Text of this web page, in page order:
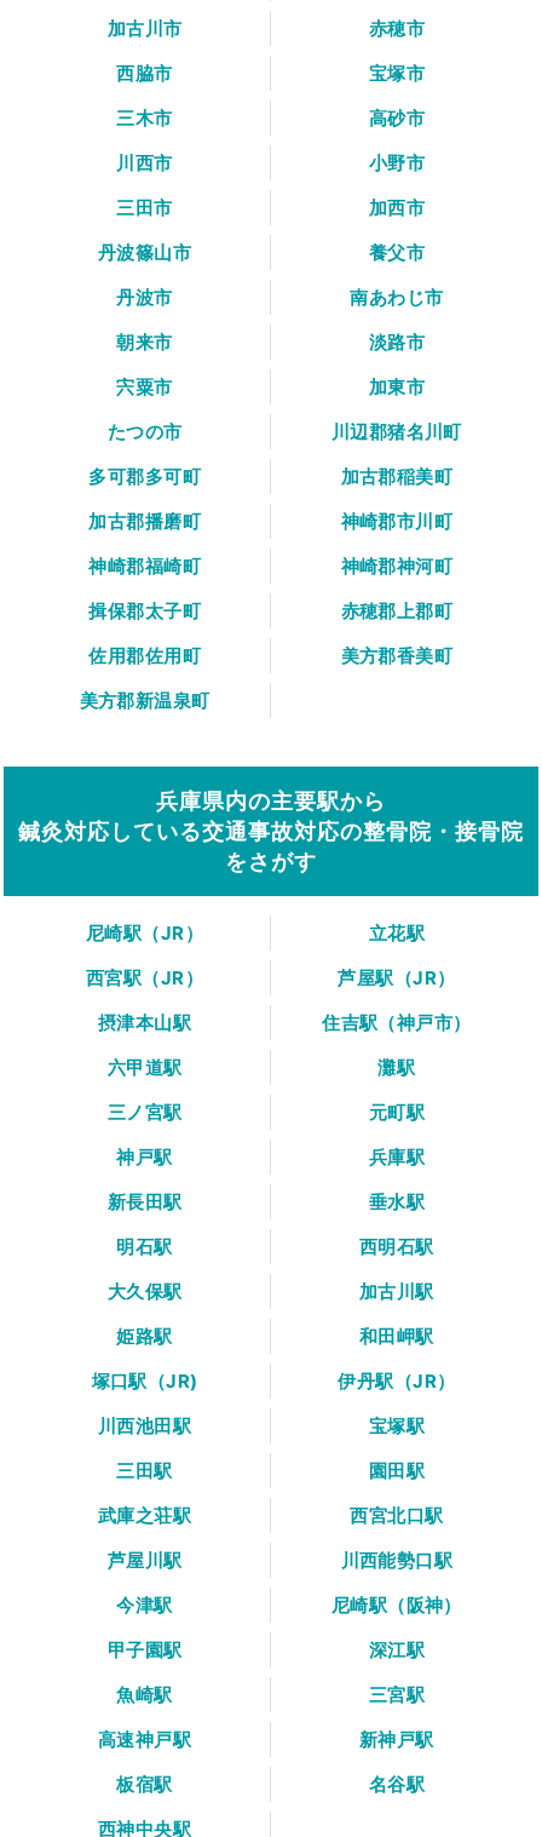
加古川市
赤穂市
西脇市
宝塚市
三木市
高砂市
川西市
小野市
三田市
加西市
丹波篠山市
養父市
丹波市
南あわじ市
朝来市
淡路市
宍粟市
加東市
たつの市
川辺郡猪名川町
多可郡多可町
加古郡稲美町
加古郡播磨町
神崎郡市川町
神崎郡福崎町
神崎郡神河町
揖保郡太子町
赤穂郡上郡町
佐用郡佐用町
美方郡香美町
美方郡新温泉町
兵庫県内の主要駅から
鍼灸対応している交通事故対応の整骨院・接骨院
をさがす
尼崎駅（JR）
立花駅
西宮駅（JR）
芦屋駅（JR）
摂津本山駅
住吉駅（神戸市）
六甲道駅
灘駅
三ノ宮駅
元町駅
神戸駅
兵庫駅
新長田駅
垂水駅
明石駅
西明石駅
大久保駅
加古川駅
姫路駅
和田岬駅
塚口駅（JR)
伊丹駅（JR）
川西池田駅
宝塚駅
三田駅
園田駅
武庫之荘駅
西宮北口駅
芦屋川駅
川西能勢口駅
今津駅
尼崎駅（阪神）
甲子園駅
深江駅
魚崎駅
三宮駅
高速神戸駅
新神戸駅
板宿駅
名谷駅
西神中央駅